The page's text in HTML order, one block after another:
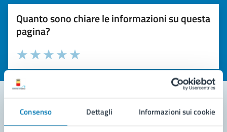
Consenso Dettagli Informazioni sui cookie
Quanto sono chiare le informazioni su questa
pagina?
Valuta la chiarezza delle informazioni (da 1 a 5 stelle)
Seleziona il numero di stelle per valutare la chiarezza delle
Valuta 5 stelle su 5
Valuta 4 stelle su 5
Valuta 3 stelle su 5
Valuta 2 stelle su 5
Valuta 1 stelle su 5
Contatta il comune